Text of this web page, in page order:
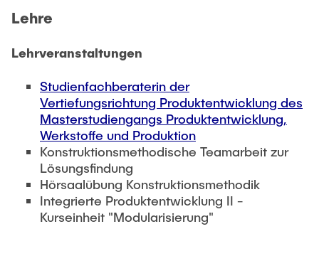
Lehre
Lehrveranstaltungen
Studienfachberaterin der
Vertiefungsrichtung Produktentwicklung des
Masterstudiengangs Produktentwicklung,
Werkstoffe und Produktion
Konstruktionsmethodische Teamarbeit zur
Lösungsfindung
Hörsaalübung Konstruktionsmethodik
Integrierte Produktentwicklung II -
Kurseinheit "Modularisierung"